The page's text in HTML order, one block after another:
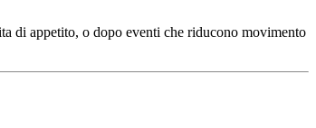
di appetito, o dopo eventi che riducono movimento